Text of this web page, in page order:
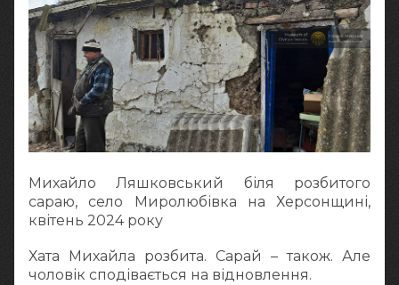
Михайло Ляшковський біля розбитого
сараю, село Миролюбівка на Херсонщині,
квітень 2024 року
Хата Михайла розбита. Сарай – також. Але
чоловік сподівається на відновлення.